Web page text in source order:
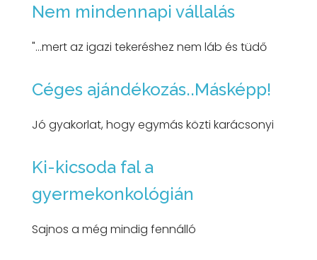
Nem mindennapi vállalás
"...mert az igazi tekeréshez nem láb és tüdő
Céges ajándékozás..Másképp!
Jó gyakorlat, hogy egymás közti karácsonyi
Ki-kicsoda fal a
gyermekonkológián
Sajnos a még mindig fennálló